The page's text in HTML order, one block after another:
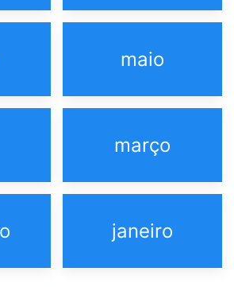
maio
março
janeiro